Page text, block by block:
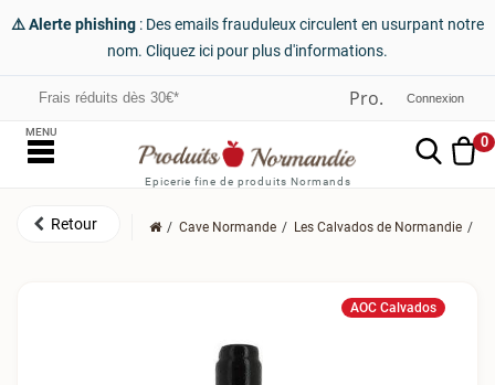
⚠️ Alerte phishing : Des emails frauduleux circulent en usurpant notre
nom. Cliquez ici pour plus d'informations.
Frais réduits dès 30€* Connexion
Epicerie fine de produits Normands
0
MENU
Cave Normande Les Calvados de Normandie
AOC Calvados